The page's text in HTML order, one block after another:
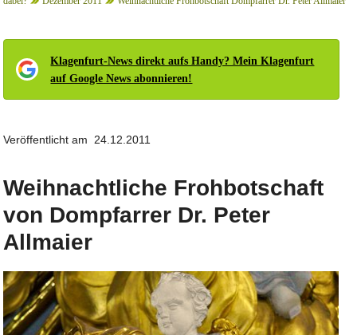
Klagenfurt-News direkt aufs Handy? Mein Klagenfurt
auf Google News abonnieren!
Veröffentlicht am 24.12.2011
Weihnachtliche Frohbotschaft
von Dompfarrer Dr. Peter
Allmaier